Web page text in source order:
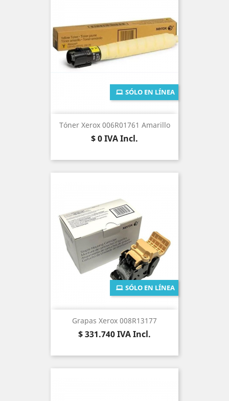
Tóner Xerox 006R01761 Amarillo
Precio
$ 0IVA Incl.
SÓLO EN LÍNEA
Grapas Xerox 008R13177
Precio
$ 331.740IVA Incl.
SÓLO EN LÍNEA